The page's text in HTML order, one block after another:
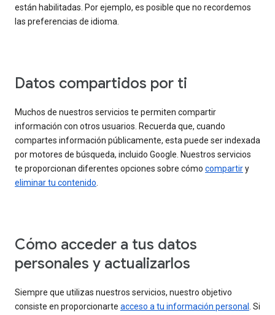
están habilitadas. Por ejemplo, es posible que no recordemos
las preferencias de idioma.
Datos compartidos por ti
Muchos de nuestros servicios te permiten compartir
información con otros usuarios. Recuerda que, cuando
compartes información públicamente, esta puede ser indexada
por motores de búsqueda, incluido Google. Nuestros servicios
te proporcionan diferentes opciones sobre cómo compartiry
eliminar tu contenido.
Cómo acceder a tus datos
personales y actualizarlos
Siempre que utilizas nuestros servicios, nuestro objetivo
consiste en proporcionarte acceso a tu información personal. Si